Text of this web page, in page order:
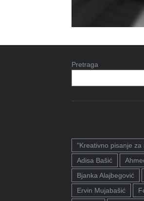
Pretraga
"Kreativno pisanje
Adisa Bašić
Bjanka Alajbegović
Ervin Mujabašić